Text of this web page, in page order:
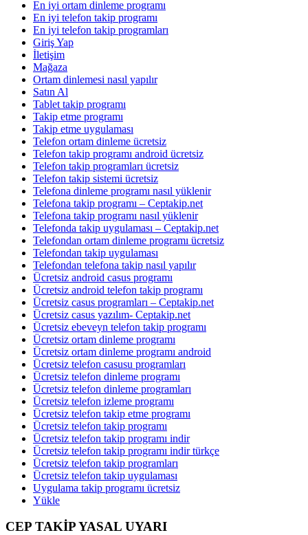
En iyi ortam dinleme programı
En iyi telefon takip programı
En iyi telefon takip programları
Giriş Yap
İletişim
Mağaza
Ortam dinlemesi nasıl yapılır
Satın Al
Tablet takip programı
Takip etme programı
Takip etme uygulaması
Telefon ortam dinleme ücretsiz
Telefon takip programı android ücretsiz
Telefon takip programları ücretsiz
Telefon takip sistemi ücretsiz
Telefona dinleme programı nasıl yüklenir
Telefona takip programı – Ceptakip.net
Telefona takip programı nasıl yüklenir
Telefonda takip uygulaması – Ceptakip.net
Telefondan ortam dinleme programı ücretsiz
Telefondan takip uygulaması
Telefondan telefona takip nasıl yapılır
Ücretsiz android casus programı
Ücretsiz android telefon takip programı
Ücretsiz casus programları – Ceptakip.net
Ücretsiz casus yazılım- Ceptakip.net
Ücretsiz ebeveyn telefon takip programı
Ücretsiz ortam dinleme programı
Ücretsiz ortam dinleme programı android
Ücretsiz telefon casusu programları
Ücretsiz telefon dinleme programı
Ücretsiz telefon dinleme programları
Ücretsiz telefon izleme programı
Ücretsiz telefon takip etme programı
Ücretsiz telefon takip programı
Ücretsiz telefon takip programı indir
Ücretsiz telefon takip programı indir türkçe
Ücretsiz telefon takip programları
Ücretsiz telefon takip uygulaması
Uygulama takip programı ücretsiz
Yükle
CEP TAKİP YASAL UYARI